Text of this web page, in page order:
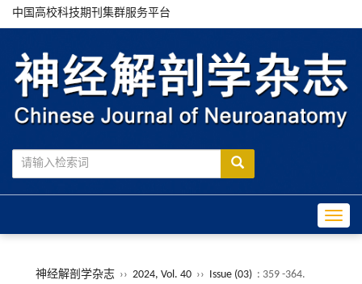
中国高校科技期刊集群服务平台
神经解剖学杂志 ›› 2024, Vol. 40 ›› Issue (03) : 359 -364.